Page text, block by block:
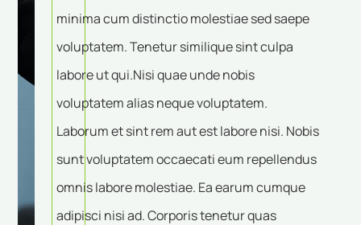
minima cum distinctio molestiae sed saepe
voluptatem. Tenetur similique sint culpa
labore ut qui.Nisi quae unde nobis
voluptatem alias neque voluptatem.
Laborum et sint rem aut est labore nisi. Nobis
sunt voluptatem occaecati eum repellendus
omnis labore molestiae. Ea earum cumque
adipisci nisi ad. Corporis tenetur quas